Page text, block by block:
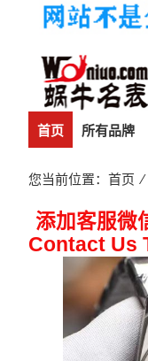
首页 所有品牌
您当前位置： 首页 ⁄
添加客服微
Contact Us